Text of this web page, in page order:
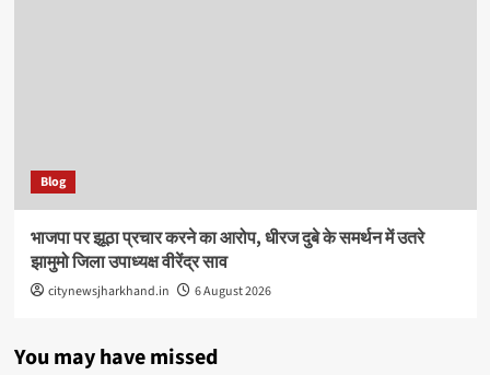
Blog
भाजपा पर झूठा प्रचार करने का आरोप, धीरज दुबे के समर्थन में उतरे
झामुमो जिला उपाध्यक्ष वीरेंद्र साव
citynewsjharkhand.in 6 August 2026
You may have missed